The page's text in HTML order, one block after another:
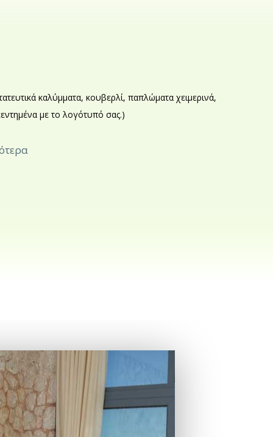
καλύμματα, κουβερλί, παπλώματα χειμερινά,
με το λογότυπό σας.)